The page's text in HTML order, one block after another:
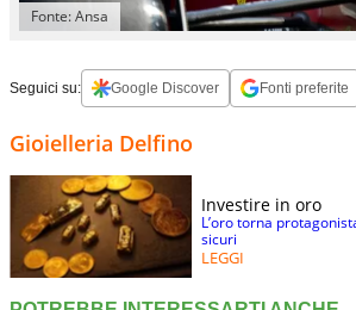
Fonte: Ansa
Seguici su: Google Discover Fonti preferite
Gioielleria Delfino
Investire in oro
L’oro torna
sicuri
LEGGI